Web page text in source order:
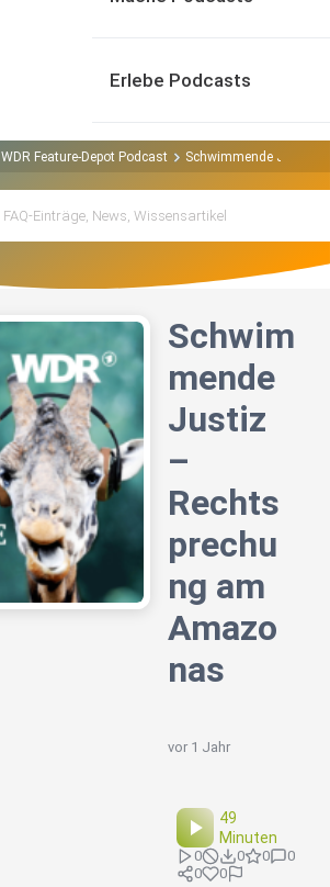
Erlebe Podcasts
WDR Feature-Depot Podcast Schwimmende Justiz
Schwim
mende
Justiz
–
Rechts
prechu
ng am
Amazo
nas
vor 1 Jahr
49
Minuten
0 0 0
0
0
0